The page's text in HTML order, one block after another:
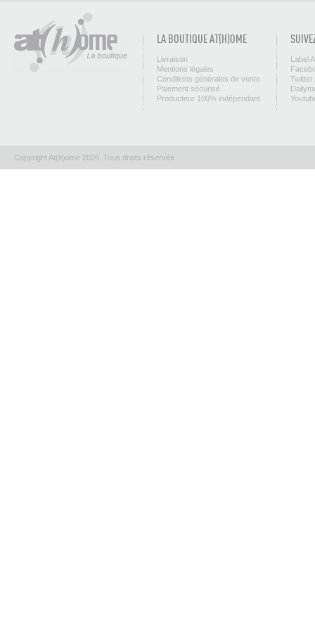
LA BOUTIQUE AT(H)OME
Livraison
Mentions légales
Conditions générales de vente
Paiement sécurisé
Producteur 100% indépendant
Label
Twitter
Copyright At(h)ome 2026. Tous droits réservés